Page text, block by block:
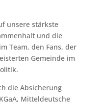
unsere stärkste
und die
Team, den Fans, der
Gemeinde im
die Absicherung
Mitteldeutsche